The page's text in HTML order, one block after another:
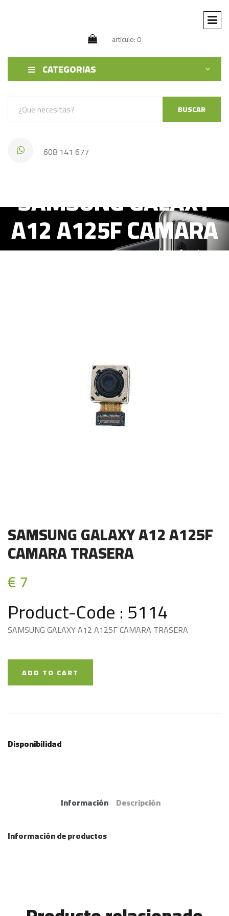
artículo: 0
CATEGORIAS
BUSCAR
608 141 677
SAMSUNG GALAXY
A12 A125F CAMARA
TRASERA
SAMSUNG GALAXY A12 A125F
CAMARA TRASERA
€ 7
Product-Code : 5114
SAMSUNG GALAXY A12 A125F CAMARA TRASERA
ADD TO CART
Disponibilidad
Información Descripción
Información de productos